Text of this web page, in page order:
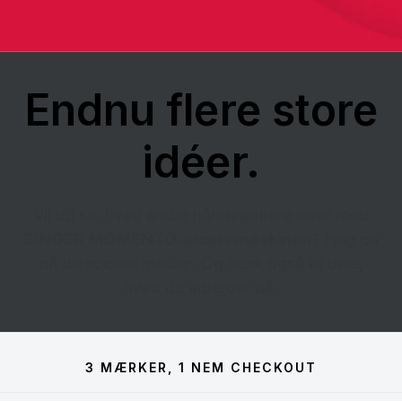
Endnu flere store
idéer.
3 MÆRKER, 1 NEM CHECKOUT